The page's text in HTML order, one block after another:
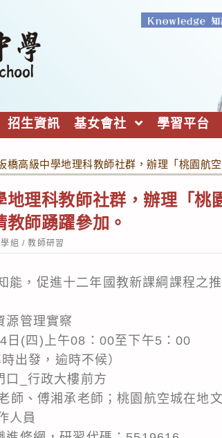
招生資訊 基女會社 學習平台
橋高級中學地理科教師社群，辦理「桃園航
理科教師社群，辦理「桃
師踴躍參加。
組 / 教師研習
能，促進十二年國教新課綱課程之推
源管理實察
日(四)上午08：00至下午5：00
出發，逾時不候）
口_行政大樓前方
師、傅湘承老師；桃園航空城在地
人員